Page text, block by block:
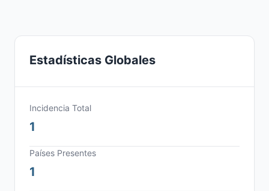
Estadísticas Globales
Incidencia Total
1
Países Presentes
1